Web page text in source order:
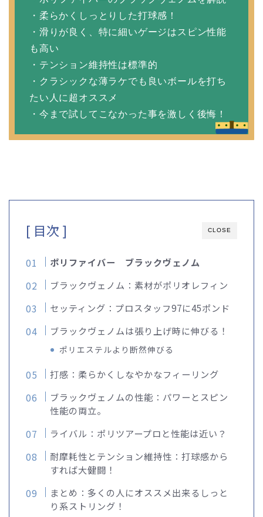
・柔らかくしっとりした打球感！
・滑りが良く、特に細いゲージはスピン性能
も高い
・テンション維持性は標準的
・クラシックな薄ラケでも良いボールを打ち
たい人に超オススメ
・今まで試してこなかった事を激しく後悔！
CLOSE
[ 目次 ]
ポリファイバー
ブラックヴェノム
ブラックヴェノム：素材がポリオレフィン
セッティング：プロスタッフ97に45ポンド
ブラックヴェノムは張り上げ時に伸びる！
ポリエステルより断然伸びる
打感：柔らかくしなやかなフィーリング
ブラックヴェノムの性能：パワーとスピン
性能の両立。
ライバル：ポリツアープロと性能は近い？
耐摩耗性とテンション維持性：打球感から
すれば大健闘！
まとめ：多くの人にオススメ出来るしっと
り系ストリング！